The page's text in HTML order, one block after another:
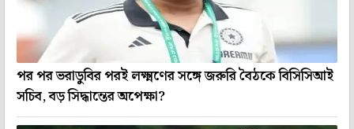
পর পর ভরাডুবির পরই লক্ষ্মণের সঙ্গে জরুরি বৈঠকে বিসিসিআই
সচিব, বড় সিদ্ধান্তের অপেক্ষা?